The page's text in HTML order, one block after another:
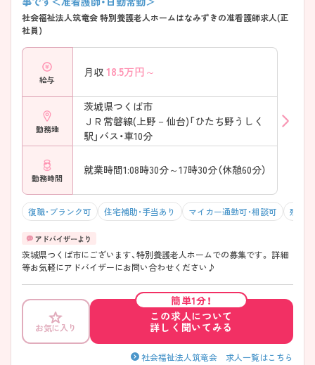
社会福祉法人筑竜会 特別養護老人ホームはなみずきの准看護師求人(正
社員)
給与
月収 18.5万円～
勤務地
茨城県つくば市
ＪＲ常磐線(上野－仙台)「ひたち野うしく
駅」バス・車10分
勤務時間
就業時間1:08時30分～17時30分（休憩60分）
復職・ブランク可 住宅補助・手当あり マイカー通勤可・相談可 残業
茨城県つくば市にございます、特別養護老人ホームでの募集です。 詳細
等お気軽にアドバイザーにお問い合わせください♪
お気に入り
簡単1分！
この求人について
詳しく聞いてみる
社会福祉法人筑竜会 求人一覧はこちら